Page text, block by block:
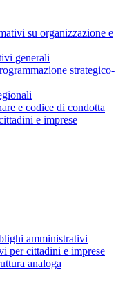
su organizzazione e
generali
strategico-
e codice di condotta
e imprese
amministrativi
per cittadini e imprese
analoga